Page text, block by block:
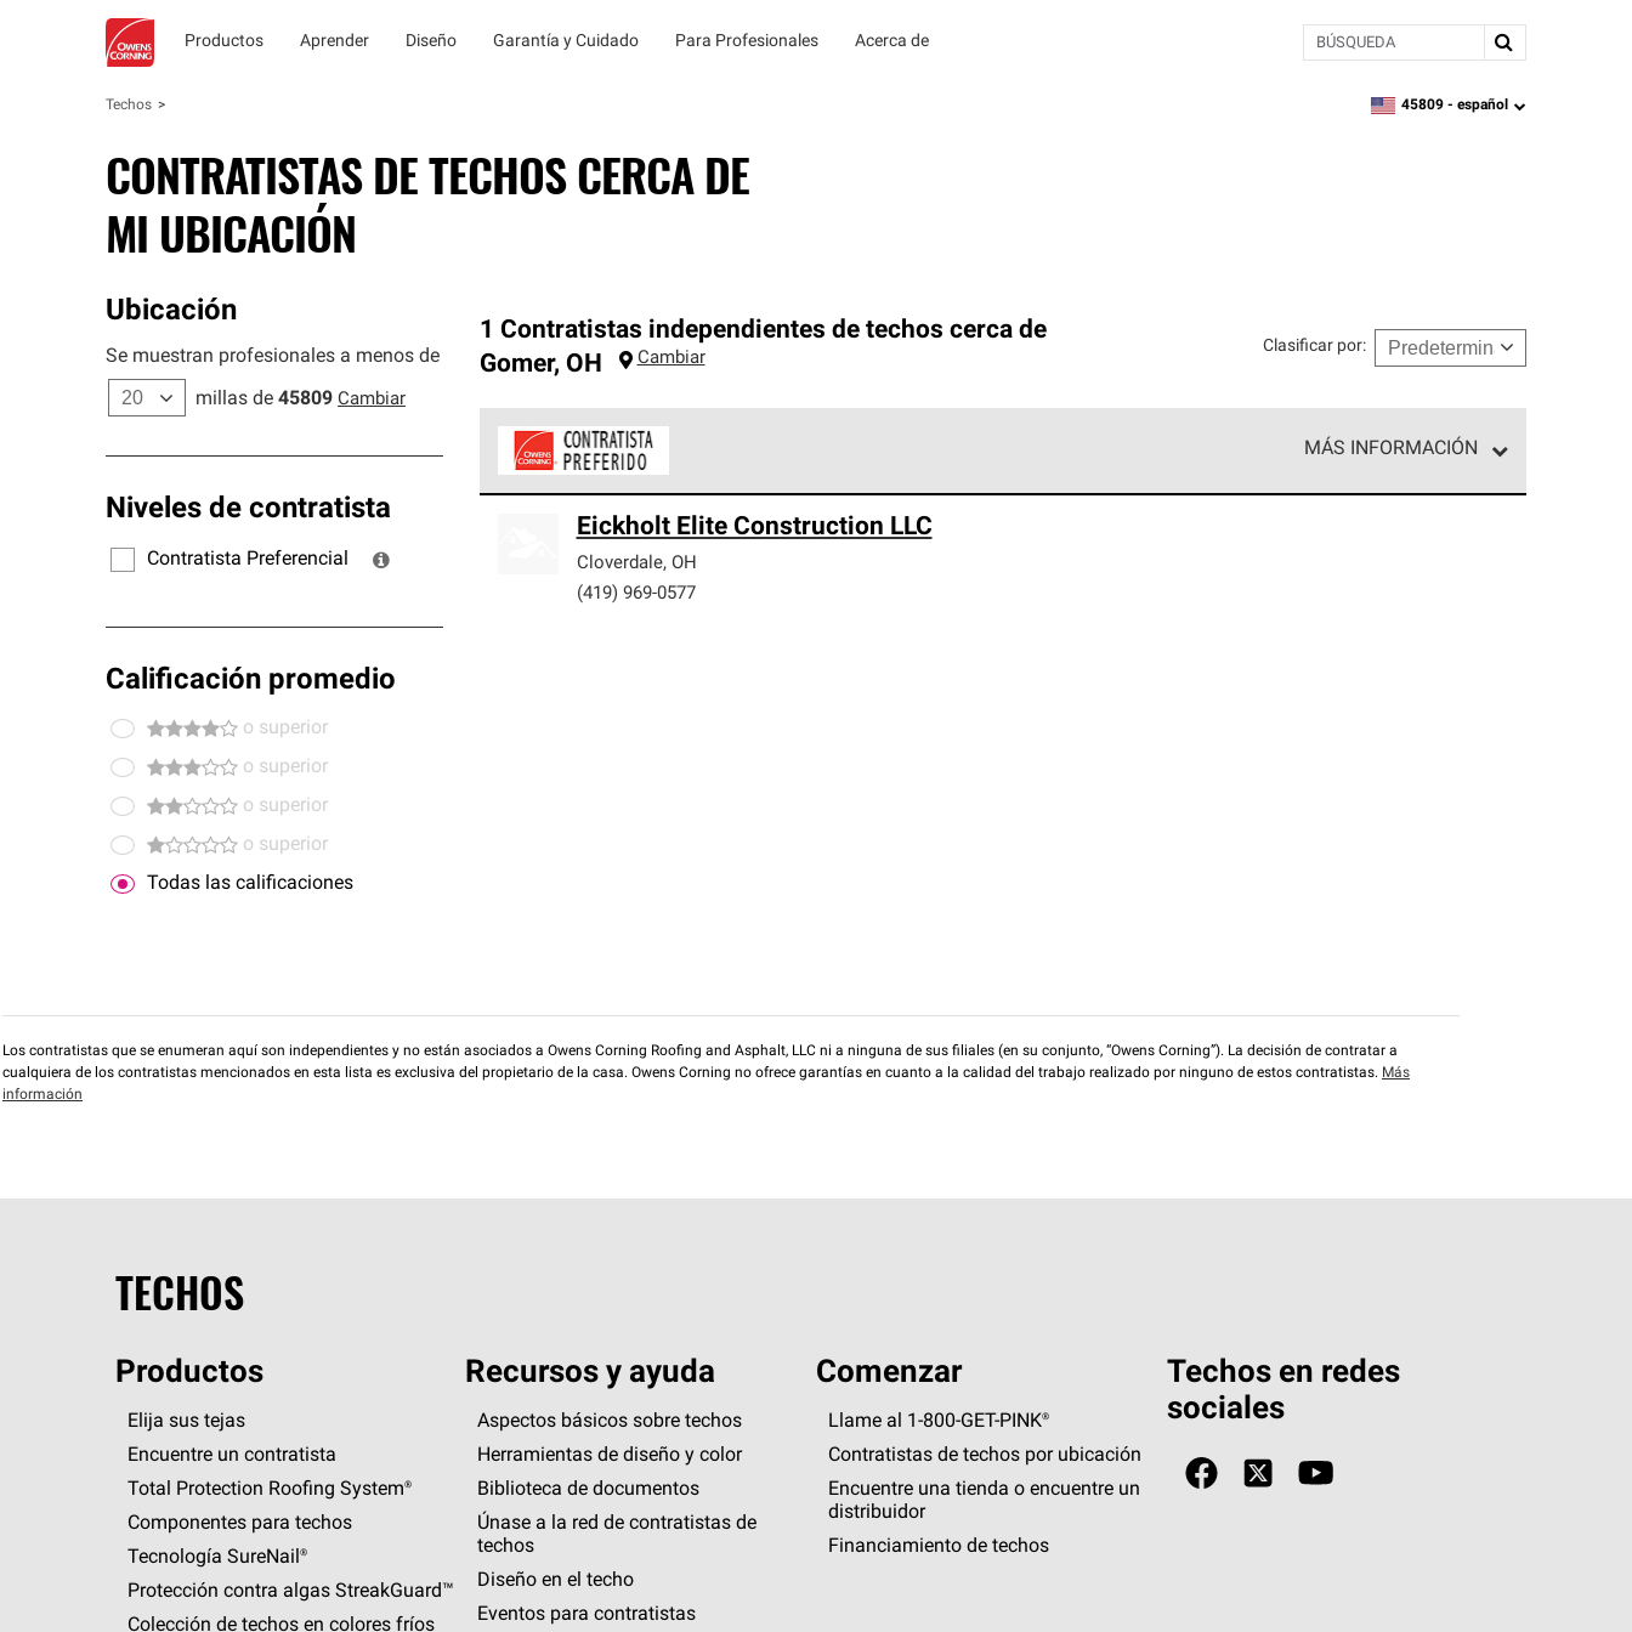
Productos Aprender Diseño Garantía y Cuidado Para Profesionales Acerca de BÚSQUEDA
Techos zipcode,language
45809 - español
CONTRATISTAS DE TECHOS CERCA DE
MI UBICACIÓN
Ubicación
Se muestran profesionales a menos de
millas de 45809 Cambiar
Niveles de contratista
Contratista Preferencial
Calificación promedio
o superior
o superior
o superior
o superior
Todas las calificaciones
1 Contratistas independientes de techos cerca de
Gomer, OH Cambiar
Clasificar por:
MÁS INFORMACIÓN
cumplen con altos estándares y requisitos estrictos de profesionalismo y confiabilidad.
Eickholt Elite Construction LLC
Cloverdale, OH
(419) 969-0577
Los contratistas que se enumeran aquí son independientes y no están asociados a Owens Corning Roofing and Asphalt, LLC ni a ninguna de sus filiales (en su conjunto, “Owens Corning”). La decisión de contratar a
cualquiera de los contratistas mencionados en esta lista es exclusiva del propietario de la casa. Owens Corning no ofrece garantías en cuanto a la calidad del trabajo realizado por ninguno de estos contratistas. Más
información
TECHOS
Productos
Elija sus tejas
Encuentre un contratista
Total Protection Roofing System®
Componentes para techos
Tecnología SureNail®
Protección contra algas StreakGuard™
Colección de techos en colores fríos
Recursos y ayuda
Aspectos básicos sobre techos
Herramientas de diseño y color
Biblioteca de documentos
Únase a la red de contratistas de
techos
Diseño en el techo
Eventos para contratistas
Comenzar
Llame al 1-800-GET -PINK®
Contratistas de techos por ubicación
Encuentre una tienda o encuentre un
distribuidor
Financiamiento de techos
Techos en redes
sociales